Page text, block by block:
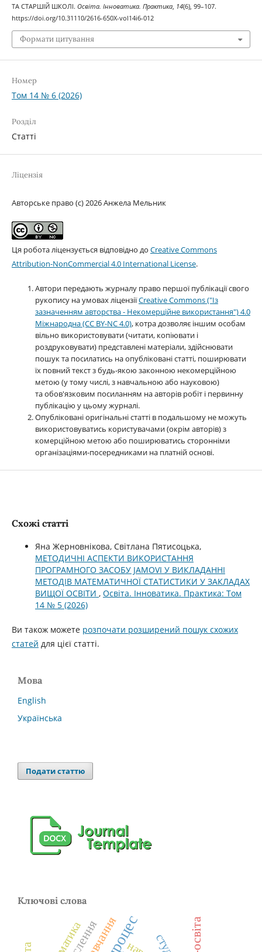
ТА СТАРШІЙ ШКОЛІ. Освіта. Інноватика. Практика, 14(6), 99–107.
https://doi.org/10.31110/2616-650X-vol14i6-012
Формати цитування
Номер
Том 14 № 6 (2026)
Розділ
Статті
Ліцензія
Авторське право (c) 2026 Анжела Мельник
Ця робота ліцензується відповідно до Creative Commons
Attribution-NonCommercial 4.0 International License.
Автори передають журналу право першої публікації свого
рукопису на умовах ліцензіїCreative Commons ("Із
зазначенням авторства - Некомерційне використання") 4.0
Міжнародна (CC BY-NC 4.0), котра дозволяє іншим особам
вільно використовувати (читати, копіювати і
роздруковувати) представлені матеріали, здійснювати
пошук та посилатись на опубліковані статті, поширювати
їх повний текст з будь-якою законною некомерційною
метою (у тому числі, з навчальною або науковою)
та обов'язковим посиланням на авторів робіт і первинну
публікацію у цьому журналі.
Опубліковані оригінальні статті в подальшому не можуть
використовуватись користувачами (окрім авторів) з
комерційною метою або поширюватись сторонніми
організаціями-посередниками на платній основі.
Схожі статті
Яна Жерновнікова, Світлана Пятисоцька,
МЕТОДИЧНІ АСПЕКТИ ВИКОРИСТАННЯ
ПРОГРАМНОГО ЗАСОБУ JAMOVI У ВИКЛАДАННІ
МЕТОДІВ МАТЕМАТИЧНОЇ СТАТИСТИКИ У ЗАКЛАДАХ
ВИЩОЇ ОСВІТИ , Освіта. Інноватика. Практика: Том
14 № 5 (2026)
Ви також можете розпочати розширений пошук схожих
статей для цієї статті.
Мова
English
Українська
Подати статтю
Ключові слова